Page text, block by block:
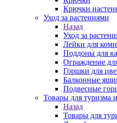
Крючки
Уход за растениями
Назад
Уход за
Лейки для
Поддоны для
Ограждение
Горшки для
Балконные
Подвесные
Товары для туризма
Назад
Товары для